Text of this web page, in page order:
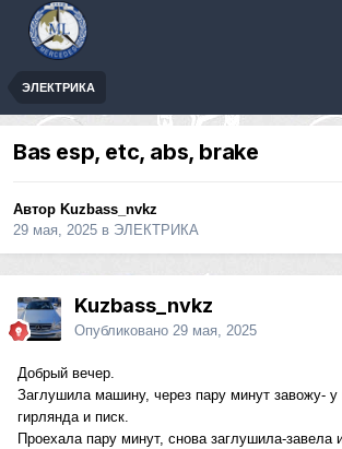
ЭЛЕКТРИКА
Bas esp, etc, abs, brake
Автор Kuzbass_nvkz
29 мая, 2025 в ЭЛЕКТРИКА
Kuzbass_nvkz
Опубликовано 29 мая, 2025
Добрый вечер.
Заглушила машину, через пару минут завожу- у
гирлянда и писк.
Проехала пару минут, снова заглушила-завела